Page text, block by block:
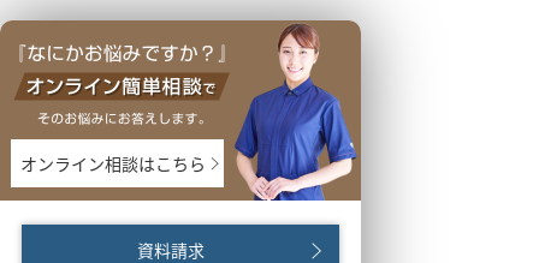
オンライン相談はこちら
資料請求